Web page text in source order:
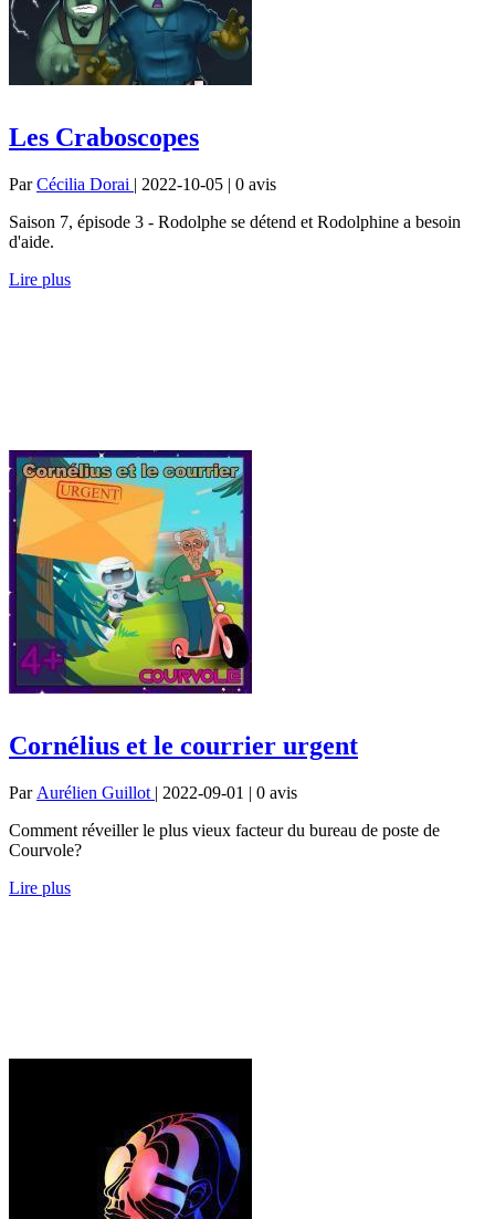
Les Craboscopes
ParCécilia Dorai | 2022-10-05 | 0 avis
Saison 7, épisode 3 - Rodolphe se détend et Rodolphine a besoin
d'aide.
Lire plus
Cornélius et le courrier urgent
Par Aurélien Guillot | 2022-09-01 | 0 avis
Comment réveiller le plus vieux facteur du bureau de poste de
Courvole?
Lire plus